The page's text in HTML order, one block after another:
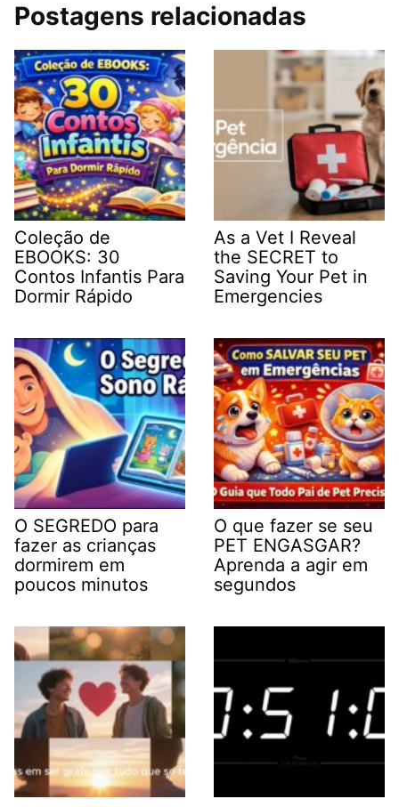
Postagens relacionadas
Coleção de
EBOOKS: 30
Contos Infantis Para
Dormir Rápido
As a Vet I Reveal
the SECRET to
Saving Your Pet in
Emergencies
O SEGREDO para
fazer as crianças
dormirem em
poucos minutos
O que fazer se seu
PET ENGASGAR?
Aprenda a agir em
segundos